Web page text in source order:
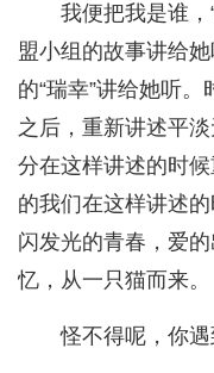
我便把我是谁，
盟小组的故事讲给
的“瑞幸”讲给她听
之后，重新讲述平
分在这样讲述的时
的我们在这样讲述
闪发光的青春，爱
忆，从一只猫而来。
怪不得呢，你遇